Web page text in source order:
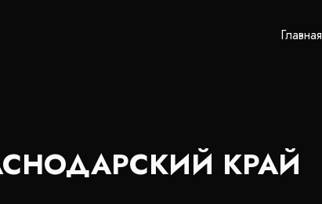
Главная
КРАЙ